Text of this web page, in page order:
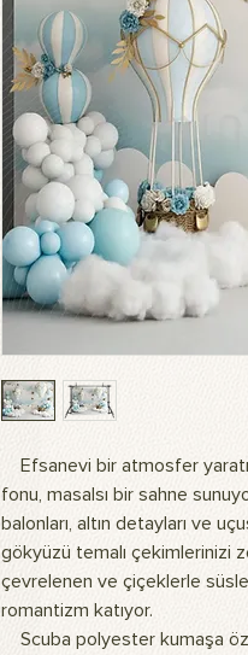
Efsanevi bir atmosfer
fonu, masalsı bir sahne
balonları, altın detayları ve
gökyüzü temalı çekimlerinizi
çevrelenen ve çiçeklerle
romantizm katıyor.
Scuba polyester kumaşa